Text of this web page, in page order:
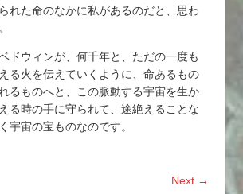
れた命のなかに私があるのだと、思わ
ドウィンが、何千年と、ただの一度も
る火を伝えていくように、命あるもの
るものへと、この脈動する宇宙を生か
る時の手に守られて、途絶えることな
宇宙の宝ものなのです。
Next →